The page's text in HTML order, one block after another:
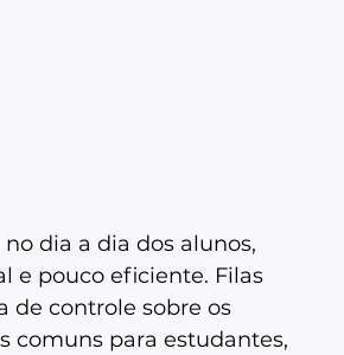
dia a dia dos alunos,
e pouco eficiente. Filas
de controle sobre os
comuns para estudantes,